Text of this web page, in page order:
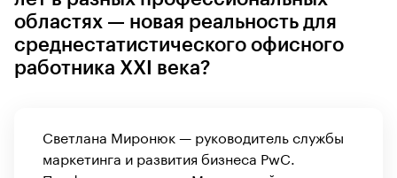
областях — новая реальность для
среднестатистического офисного
работника XXI века?
Светлана Миронюк — руководитель службы
маркетинга и развития бизнеса PwC.